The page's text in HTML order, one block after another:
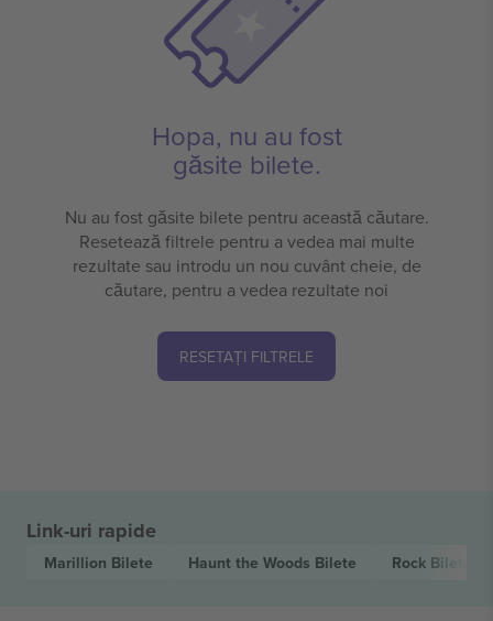
Hopa, nu au fost
găsite bilete.
Nu au fost găsite bilete pentru această căutare.
Resetează filtrele pentru a vedea mai multe
rezultate sau introdu un nou cuvânt cheie, de
căutare, pentru a vedea rezultate noi
RESETAȚI FILTRELE
Link-uri rapide
Marillion Bilete Haunt the Woods Bilete Rock Bilete